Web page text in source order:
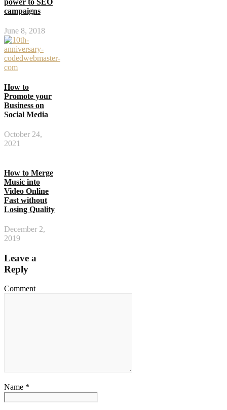
campaigns
June 8, 2018
How to
Promote your
Business on
Social Media
October 24,
2021
How to Merge
Music into
Video Online
Fast without
Losing Quality
December 2,
2019
Leave a
Reply
Comment
Name *